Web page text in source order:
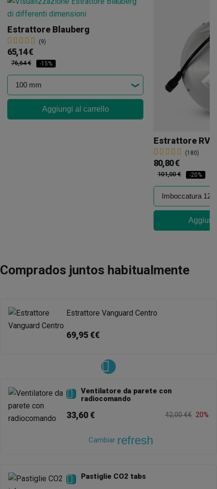
Estrattore Blauberg
(9)
65,14 €
76,64 € -15%
Aggiungi al carrello
Estrattore RVK
(180)
80,80 €
101,00 € -20%
Comprados juntos habitualmente
Estrattore Vanguard Centro
69,95 €€

Ventilatore da parete con
radiocomando
33,60 € 42,00 €€ 20%
Cambiar refresh
 Pastiglie CO2 tabs